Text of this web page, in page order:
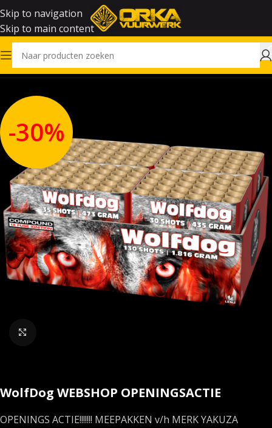
Skip to navigation
Skip to main content
Home Outlet
-30%
WolfDog WEBSHOP OPENINGSACTIE
OPENINGS ACTIE!!!!!!! MEEPAKKEN v/h MERK YAKUZA